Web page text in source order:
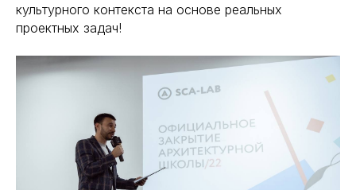
культурного контекста на основе реальных
проектных задач!